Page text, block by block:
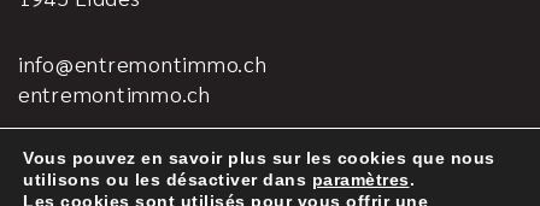
info@entremontimmo.ch
entremontimmo.ch
Vous pouvez en savoir plus sur les cookies que nous
utilisons ou les désactiver dans paramètres.
Les cookies sont utilisés pour vous offrir une